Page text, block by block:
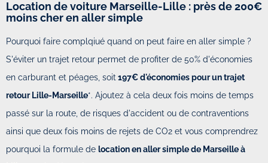
Location de voiture Marseille-Lille : près de 200€
moins cher en aller simple
Pourquoi faire complqiué quand on peut faire en aller simple ?
S'éviter un trajet retour permet de profiter de 50% d'économies
en carburant et péages, soit 197€ d'économies pour un trajet
retour Lille-Marseille*. Ajoutez à cela deux fois moins de temps
passé sur la route, de risques d'accident ou de contraventions
ainsi que deux fois moins de rejets de CO2 et vous comprendrez
pourquoi la formule de location en aller simple de Marseille à